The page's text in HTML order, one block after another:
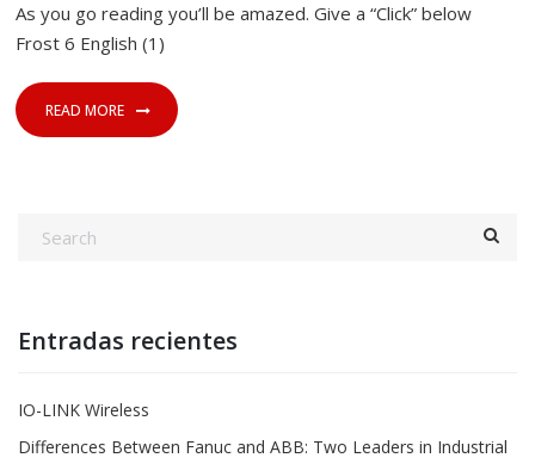
As you go reading you’ll be amazed. Give a “Click” below
Frost 6 English (1)
READ MORE
Entradas recientes
IO-LINK Wireless
Differences Between Fanuc and ABB: Two Leaders in Industrial